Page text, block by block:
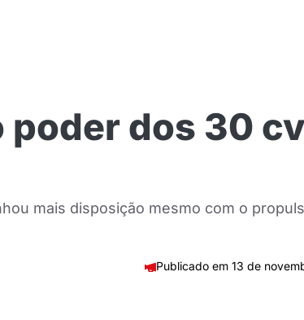
dos 30 cv
mais disposição mesmo com o
13 de